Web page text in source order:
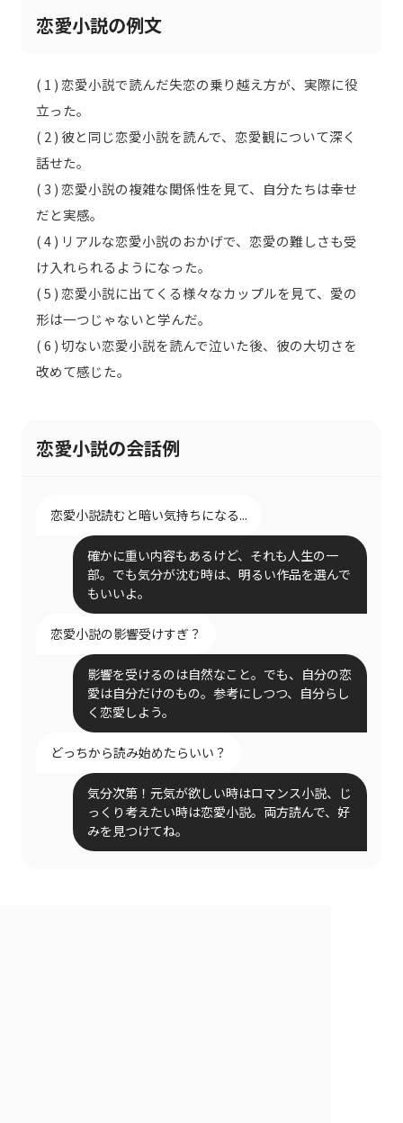
恋愛小説の例文
( 1 ) 恋愛小説で読んだ失恋の乗り越え方が、実際に役
立った。
( 2 ) 彼と同じ恋愛小説を読んで、恋愛観について深く
話せた。
( 3 ) 恋愛小説の複雑な関係性を見て、自分たちは幸せ
だと実感。
( 4 ) リアルな恋愛小説のおかげで、恋愛の難しさも受
け入れられるようになった。
( 5 ) 恋愛小説に出てくる様々なカップルを見て、愛の
形は一つじゃないと学んだ。
( 6 ) 切ない恋愛小説を読んで泣いた後、彼の大切さを
改めて感じた。
恋愛小説の会話例
恋愛小説読むと暗い気持ちになる...
確かに重い内容もあるけど、それも人生の一
部。でも気分が沈む時は、明るい作品を選んで
もいいよ。
恋愛小説の影響受けすぎ？
影響を受けるのは自然なこと。でも、自分の恋
愛は自分だけのもの。参考にしつつ、自分らし
く恋愛しよう。
どっちから読み始めたらいい？
気分次第！元気が欲しい時はロマンス小説、じ
っくり考えたい時は恋愛小説。両方読んで、好
みを見つけてね。